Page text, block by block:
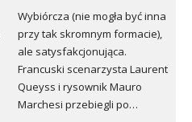
Wybiórcza (nie mogła być inna
przy tak skromnym formacie),
ale satysfakcjonująca.
Francuski scenarzysta Laurent
Queyss i rysownik Mauro
Marchesi przebiegli po…